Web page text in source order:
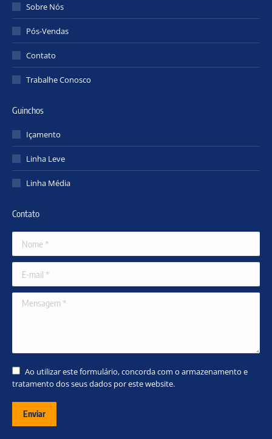
Sobre Nós
Pós-Vendas
Contato
Trabalhe Conosco
Guinchos
Içamento
Linha Leve
Linha Média
Contato
Mensagem *
Ao utilizar este formulário, concorda com o armazenamento e
tratamento dos seus dados por este website.
Enviar